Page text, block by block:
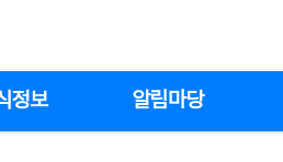
정보 알림마당